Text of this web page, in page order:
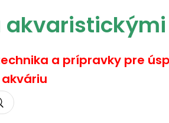
a prípravky pre
akváriu